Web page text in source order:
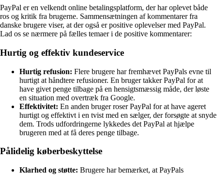
PayPal er en velkendt online betalingsplatform, der har oplevet både
ros og kritik fra brugerne. Sammensætningen af kommentarer fra
danske brugere viser, at der også er positive oplevelser med PayPal.
Lad os se nærmere på fælles temaer i de positive kommentarer:
Hurtig og effektiv kundeservice
Hurtig refusion: Flere brugere har fremhævet PayPals evne til
hurtigt at håndtere refusioner. En bruger takker PayPal for at
have givet penge tilbage på en hensigtsmæssig måde, der løste
en situation med overtræk fra Google.
Effektivitet: En anden bruger roser PayPal for at have ageret
hurtigt og effektivt i en tvist med en sælger, der forsøgte at snyde
dem. Trods udfordringerne lykkedes det PayPal at hjælpe
brugeren med at få deres penge tilbage.
Pålidelig køberbeskyttelse
Klarhed og støtte: Brugere har bemærket, at PayPals